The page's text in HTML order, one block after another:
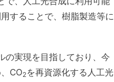
することで、樹脂製造等に
の実現を目指しており、今
CO2 を再資源化する人工光